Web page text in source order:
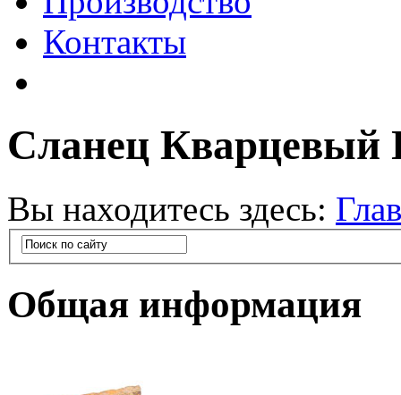
Контакты
Сланец Кварцевый
Вы находитесь здесь:
Общая информация